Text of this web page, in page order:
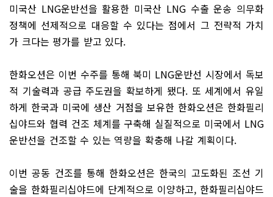
미국산 LNG운반선을 활용한 미국산 LNG 수출 운송 의무화
정책에 선제적으로 대응할 수 있다는 점에서 그 전략적 가치
가 크다는 평가를 받고 있다.
한화오션은 이번 수주를 통해 북미 LNG운반선 시장에서 독보
적 기술력과 공급 주도권을 확보하게 됐다. 또 세계에서 유일
하게 한국과 미국에 생산 거점을 보유한 한화오션은 한화필리
십야드와 협력 건조 체계를 구축해 실질적으로 미국에서 LNG
운반선을 건조할 수 있는 역량을 확충해 나갈 계획이다.
이번 공동 건조를 통해 한화오션은 한국의 고도화된 조선 기
술을 한화필리십야드에 단계적으로 이양하고, 한화필리십야드